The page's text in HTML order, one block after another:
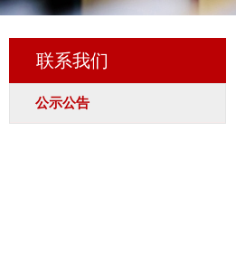
联系我们
公示公告